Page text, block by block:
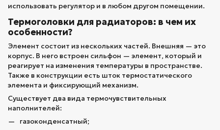
использовать регулятор и в любом другом помещении.
Термоголовки для радиаторов: в чем их
особенности?
Элемент состоит из нескольких частей. Внешняя — это
корпус. В него встроен сильфон — элемент, который и
реагирует на изменения температуры в пространстве.
Также в конструкции есть шток термостатического
элемента и фиксирующий механизм.
Существует два вида термочувствительных
наполнителей:
газоконденсатный;